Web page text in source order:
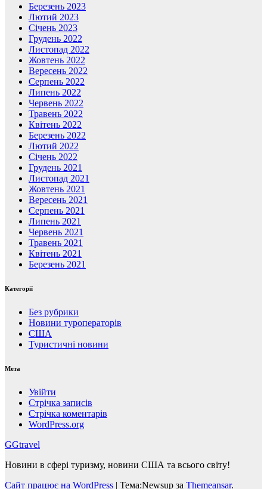
Березень 2023
Лютий 2023
Січень 2023
Грудень 2022
Листопад 2022
Жовтень 2022
Вересень 2022
Серпень 2022
Липень 2022
Червень 2022
Травень 2022
Квітень 2022
Березень 2022
Лютий 2022
Січень 2022
Грудень 2021
Листопад 2021
Жовтень 2021
Вересень 2021
Серпень 2021
Липень 2021
Червень 2021
Травень 2021
Квітень 2021
Березень 2021
Категорії
Без рубрики
Новини туроператорів
США
Туристичні новини
Мета
Увійти
Стрічка записів
Стрічка коментарів
WordPress.org
GGtravel
Новини в сфері туризму, новини США та всього світу!
Сайт працює на WordPress | Тема:Newsup за Themeansar.